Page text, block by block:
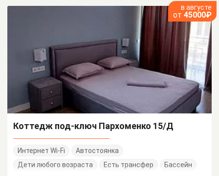
в августе
от 45000₽
Коттедж под-ключ Пархоменко 15/Д
Интернет Wi-Fi
Автостоянка
Дети любого возраста
Есть трансфер Бассейн